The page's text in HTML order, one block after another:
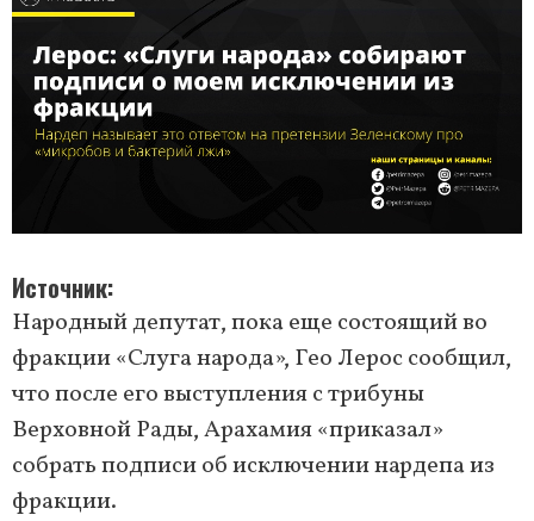
Источник
Народный депутат, пока еще состоящий во
фракции «Слуга народа», Гео Лерос сообщил,
что после его выступления с трибуны
Верховной Рады, Арахамия «приказал»
собрать подписи об исключении нардепа из
фракции.